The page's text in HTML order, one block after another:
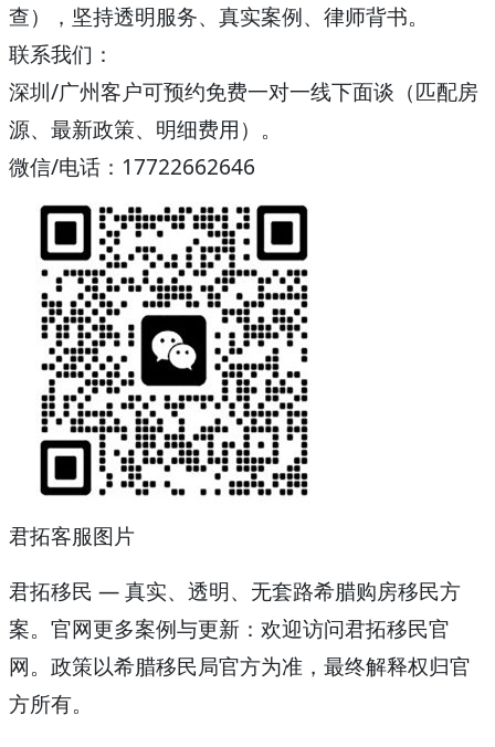
查），坚持透明服务、真实案例、律师背书。
联系我们 ：
深圳/广州客户可预约免费一对一线下面谈 （匹配房
源、最新政策、明细费用）。
微信/电话：17722662646
君拓客服图片
君拓移民 — 真实、透明、无套路希腊购房移民方
案。官网更多案例与更新：欢迎访问君拓移民官
网。政策以希腊移民局官方为准，最终解释权归官
方所有。